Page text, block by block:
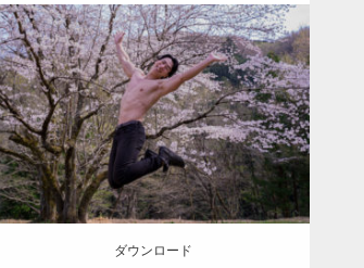
Update:2022.08.20
Category:桜とマッチョ kaichan
SOSUKE
ダウンロード
ダウンロード